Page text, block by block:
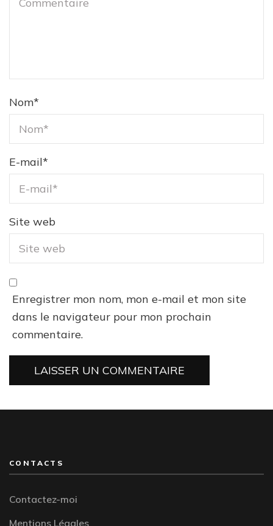
Nom*
E-mail*
Site web
Enregistrer mon nom, mon e-mail et mon site
dans le navigateur pour mon prochain
commentaire.
CONTACTS
Contactez-moi
Mentions Légales